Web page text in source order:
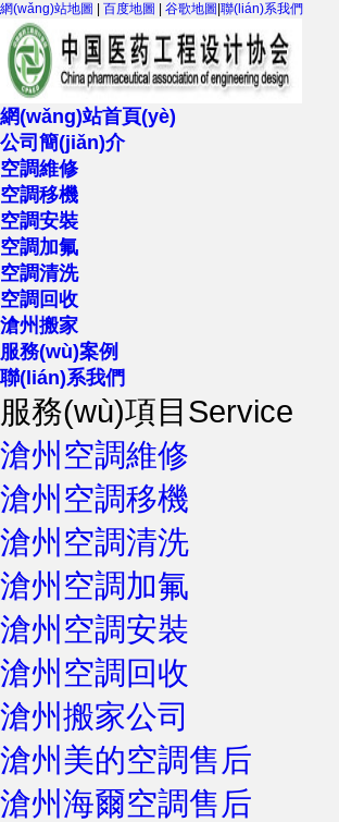
網(wǎng)站地圖 百度地圖 谷歌地圖 聯(lián)系我們
網(wǎng)站首頁(yè)
公司簡(jiǎn)介
空調維修
空調移機
空調安裝
空調加氟
空調清洗
空調回收
滄州搬家
服務(wù)案例
聯(lián)系我們
服務(wù)項目Service
滄州空調維修
滄州空調移機
滄州空調清洗
滄州空調加氟
滄州空調安裝
滄州空調回收
滄州搬家公司
滄州美的空調售后
滄州海爾空調售后